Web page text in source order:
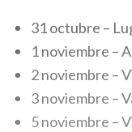
31 octubre –
1 noviembre –
2 noviembre –
3 noviembre –
5 noviembre –